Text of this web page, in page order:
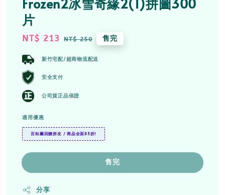
片
Sale
NT$ 213 Regular
NT$ 250 售完
新竹宅配/超商物流配送
安全支付
公司貨正品保證
適用優惠
百耘圖回饋拼友 / 商品全面85折!
售完
分享